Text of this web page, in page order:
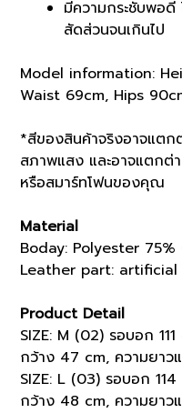
มีความกระชับพอดี
สัดส่วนจนเกินไป
Model information:
Waist 69cm, Hips
*สีของสินค้าจริงอาจแตก
สภาพแสง และอาจแตกต่
หรือสมาร์ทโฟนของคุณ
Material
Boday: Polyester
Leather part:
Product Detail
SIZE: M (02) รอบอก
กว้าง 47 cm, ความยาว
SIZE: L (03) รอบอก
กว้าง 48 cm, ความยาว